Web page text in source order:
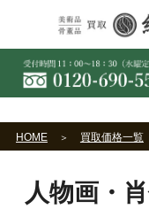
HOME 買取価格一覧
人物画・